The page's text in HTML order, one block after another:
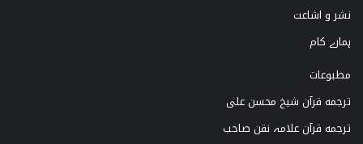
نشر و اشاعت
ہمارے کام
مطبوعات
ترجمه قرآن شیخ محسن علی
ترجمه قرآن علامہ نقن صاحب